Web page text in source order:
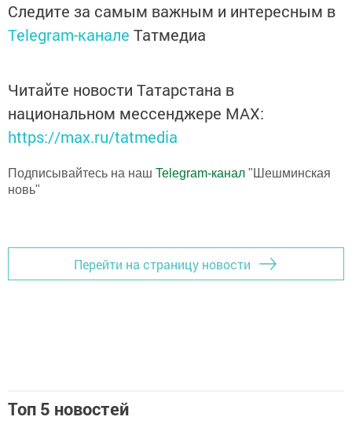
Следите за самым важным и интересным в
Telegram-канале Татмедиа
Читайте новости Татарстана в
национальном мессенджере MАХ:
https://max.ru/tatmedia
Подписывайтесь на наш Telegram-канал "Шешминская
новь"
Перейти на страницу новости
Топ 5 новостей